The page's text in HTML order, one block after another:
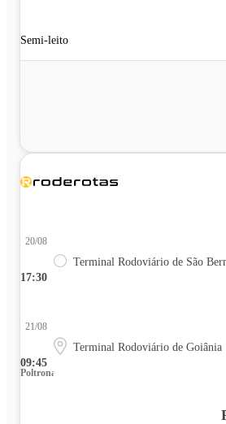
Semi-leito
17:30
20/08
Terminal Rodoviário de São
09:45
21/08
Terminal Rodoviário de Goiânia
Poltrona